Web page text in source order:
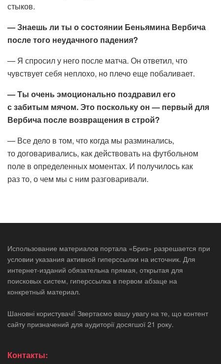
стыков.
— Знаешь ли ты о состоянии Беньямина Вербича
после того неудачного падения?
— Я спросил у него после матча. Он ответил, что
чувствует себя неплохо, но плечо еще побаливает.
— Ты очень эмоционально поздравил его
с забитым мячом. Это поскольку он — первый для
Вербича после возвращения в строй?
— Все дело в том, что когда мы разминались,
то договаривались, как действовать на футбольном
поле в определенных моментах. И получилось как
раз то, о чем мы с ним разговаривали.
Использование материалов портала «Бриз» разрешается при
условии указания активной гиперссылки на источник. Для
интернет-изданий обязательна прямая, открытая для
поисковых систем, гиперссылка в первом абзаце на
конкретный материал.
Шановні користувачі! Звертаємо вашу увагу на те, що контент
сайту призначений для аудиторії досягшої 21 року.
Контакты: